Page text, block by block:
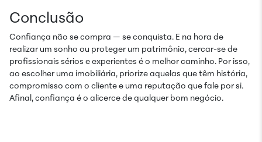
Conclusão
Confiança não se compra — se conquista. E na hora de
realizar um sonho ou proteger um patrimônio, cercar-se de
profissionais sérios e experientes é o melhor caminho. Por isso,
ao escolher uma imobiliária, priorize aquelas que têm história,
compromisso com o cliente e uma reputação que fale por si.
Afinal, confiança é o alicerce de qualquer bom negócio.